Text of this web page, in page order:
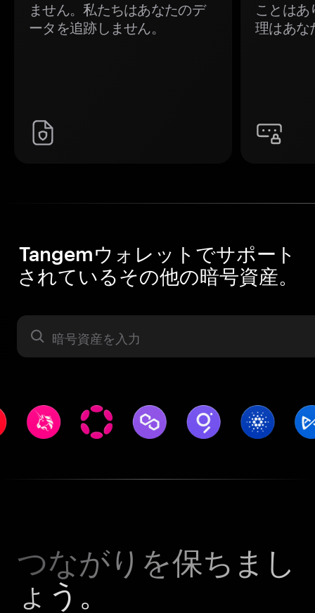
ません。私たちはあなたのデ
ータを追跡しません。
ことはあ
理はあな
Tangemウォレットでサポート
されているその他の暗号資産。
暗号資産
つながりを保ちまし
ょう。